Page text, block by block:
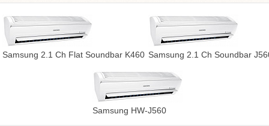
Samsung 2.1 Ch Flat Soundbar K460 Samsung 2.1 Ch Soundbar
Samsung HW-J560